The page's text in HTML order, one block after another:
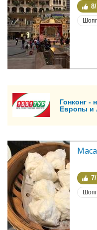
Гонконг -
Европы и